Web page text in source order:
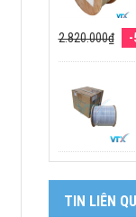
2.820.000₫
-
TIN LIÊN